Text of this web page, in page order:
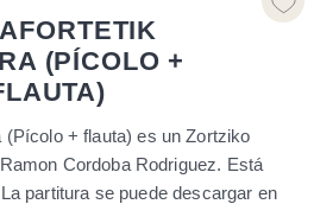
(PÍCOLO +
(Pícolo + flauta) es un Zortziko
Cordoba Rodriguez. Está
partitura se puede descargar en